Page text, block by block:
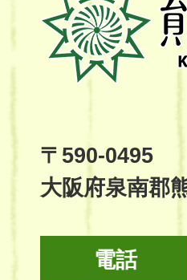
取
町
Kumatori
Site
〒590-0495
大阪府泉南郡
電話